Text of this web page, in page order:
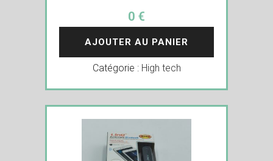
0 €
AJOUTER AU PANIER
Catégorie : High tech